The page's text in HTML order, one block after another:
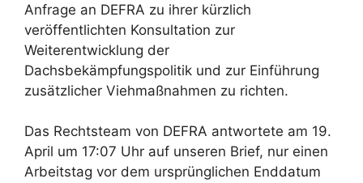
Anfrage an DEFRA zu ihrer kürzlich
veröffentlichten Konsultation zur
Weiterentwicklung der
Dachsbekämpfungspolitik und zur Einführung
zusätzlicher Viehmaßnahmen zu richten.
Das Rechtsteam von DEFRA antwortete am 19.
April um 17:07 Uhr auf unseren Brief, nur einen
Arbeitstag vor dem ursprünglichen Enddatum